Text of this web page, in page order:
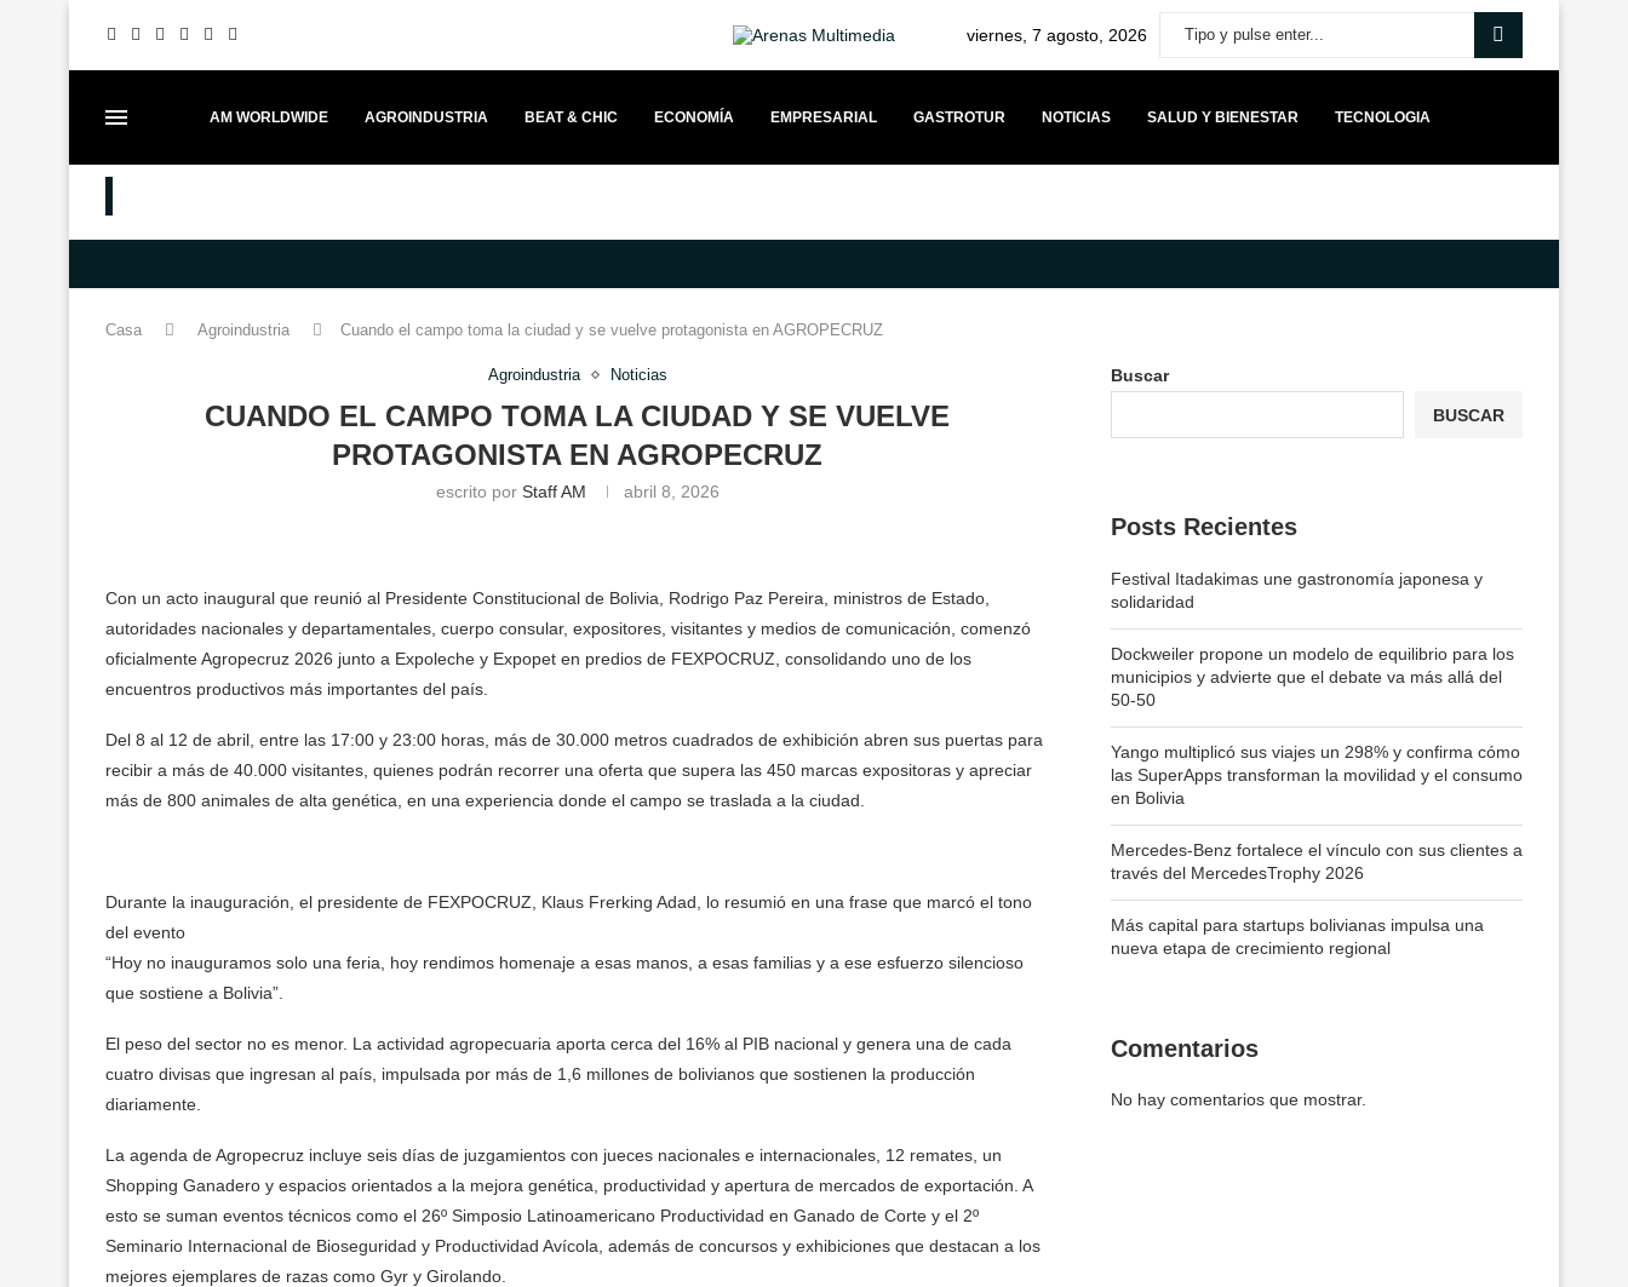
viernes, 7 agosto, 2026
AM WORLDWIDE AGROINDUSTRIA BEAT & CHIC ECONOMÍA EMPRESARIAL GASTROTUR NOTICIAS SALUD Y BIENESTAR TECNOLOGIA
Casa Agroindustria Cuando el campo toma la ciudad y se vuelve protagonista en AGROPECRUZ
Agroindustria Noticias
CUANDO EL CAMPO TOMA LA CIUDAD Y SE VUELVE
PROTAGONISTA EN AGROPECRUZ
escrito por Staff AM abril 8, 2026
Con un acto inaugural que reunió al Presidente Constitucional de Bolivia, Rodrigo Paz Pereira, ministros de Estado,
autoridades nacionales y departamentales, cuerpo consular, expositores, visitantes y medios de comunicación, comenzó
oficialmente Agropecruz 2026 junto a Expoleche y Expopet en predios de FEXPOCRUZ, consolidando uno de los
encuentros productivos más importantes del país.
Del 8 al 12 de abril, entre las 17:00 y 23:00 horas, más de 30.000 metros cuadrados de exhibición abren sus puertas para
recibir a más de 40.000 visitantes, quienes podrán recorrer una oferta que supera las 450 marcas expositoras y apreciar
más de 800 animales de alta genética, en una experiencia donde el campo se traslada a la ciudad.
Durante la inauguración, el presidente de FEXPOCRUZ, Klaus Frerking Adad, lo resumió en una frase que marcó el tono
del evento
“Hoy no inauguramos solo una feria, hoy rendimos homenaje a esas manos, a esas familias y a ese esfuerzo silencioso
que sostiene a Bolivia”.
El peso del sector no es menor. La actividad agropecuaria aporta cerca del 16% al PIB nacional y genera una de cada
cuatro divisas que ingresan al país, impulsada por más de 1,6 millones de bolivianos que sostienen la producción
diariamente.
La agenda de Agropecruz incluye seis días de juzgamientos con jueces nacionales e internacionales, 12 remates, un
Shopping Ganadero y espacios orientados a la mejora genética, productividad y apertura de mercados de exportación. A
esto se suman eventos técnicos como el 26º Simposio Latinoamericano Productividad en Ganado de Corte y el 2º
Seminario Internacional de Bioseguridad y Productividad Avícola, además de concursos y exhibiciones que destacan a los
mejores ejemplares de razas como Gyr y Girolando.
Buscar
BUSCAR
Posts Recientes
Festival Itadakimas une gastronomía japonesa y
solidaridad
Dockweiler propone un modelo de equilibrio para los
municipios y advierte que el debate va más allá del
50-50
Yango multiplicó sus viajes un 298% y confirma cómo
las SuperApps transforman la movilidad y el consumo
en Bolivia
Mercedes-Benz fortalece el vínculo con sus clientes a
través del MercedesTrophy 2026
Más capital para startups bolivianas impulsa una
nueva etapa de crecimiento regional
Comentarios
No hay comentarios que mostrar.